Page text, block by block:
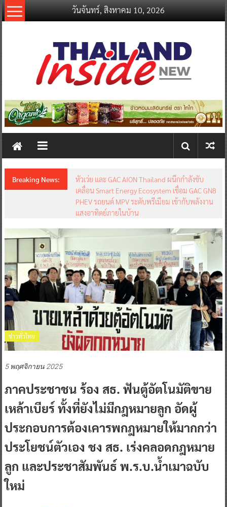
Skip
to
วันจันทร์, สิงหาคม 10, 2026
thailandinsidenew.com
Thailand
New
Breaking News:
หัวเว่ย และ GAC AION Thailand ผนึกกำลังขับ
เคลื่อน Smart Energy Ecosystem เชื่อม GAC GN8
PHEV รถยนต์ MPV ระดับพรีเมียม เข้ากับพลังงาน
แสงอาทิตย์ภายในบ้าน
ข่าวทั่วไทย
5 พฤศจิกายน 2025
ภาคประชาชน ร้อง สธ. ฟันตู้อัตโนมัติขาย
เหล้าเบียร์ ทั้งที่ยังไม่มีกฎหมายลูก อัดผู้
ประกอบการต้องเคารพกฎหมายให้มากกว่า
ประโยชน์ตัวเอง ชง สธ. เร่งคลอดกฎหมาย
ลูก และประชาสัมพันธ์ พ.ร.บ.น้ำเมาฉบับ
ใหม่